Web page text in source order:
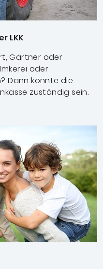
LKK
Gärtner oder
oder
Dann könnte die
zuständig sein.